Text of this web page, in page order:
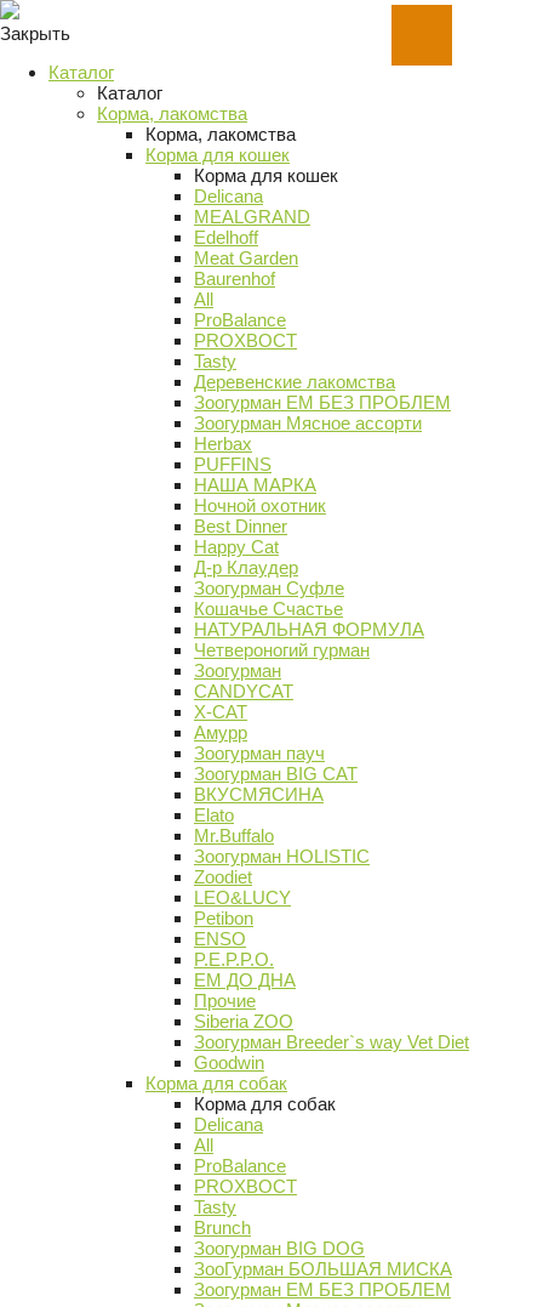
Закрыть
Каталог
Каталог
Корма, лакомства
Корма, лакомства
Корма для кошек
Корма для кошек
Delicana
MEALGRAND
Edelhoff
Meat Garden
Baurenhof
All
ProBalance
PROХВОСТ
Tasty
Деревенские лакомства
Зоогурман ЕМ БЕЗ ПРОБЛЕМ
Зоогурман Мясное ассорти
Herbax
PUFFINS
НАША МАРКА
Ночной охотник
Best Dinner
Happy Cat
Д-р Клаудер
Зоогурман Суфле
Кошачье Счастье
НАТУРАЛЬНАЯ ФОРМУЛА
Четвероногий гурман
Зоогурман
CANDYCAT
X-CAT
Амурр
Зоогурман пауч
Зоогурман BIG CAT
ВКУСМЯСИНА
Elato
Mr.Buffalo
Зоогурман HOLISTIC
Zoodiet
LEO&LUCY
Petibon
ENSO
P.E.P.P.O.
ЕМ ДО ДНА
Прочие
Siberia ZOO
Зоогурман Breeder`s way Vet Diet
Goodwin
Корма для собак
Корма для собак
Delicana
All
ProBalance
PROХВОСТ
Tasty
Brunch
Зоогурман BIG DOG
ЗооГурман БОЛЬШАЯ МИСКА
Зоогурман ЕМ БЕЗ ПРОБЛЕМ